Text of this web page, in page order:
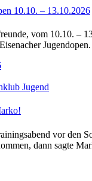
10.10. – 13.10.2026
vom 10.10. –
Jugend
vor den
dann sagte